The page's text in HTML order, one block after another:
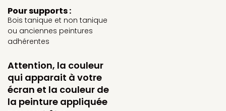
Pour supports :
Bois tanique et non tanique
ou anciennes peintures
adhérentes
Attention, la couleur
qui apparait à votre
écran et la couleur de
la peinture appliquée